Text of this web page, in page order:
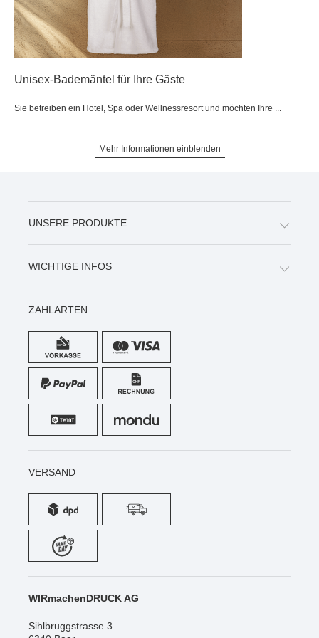
Unisex-Bademäntel für Ihre Gäste
Sie betreiben ein Hotel, Spa oder Wellnessresort und möchten Ihre ...
Mehr Informationen einblenden
UNSERE PRODUKTE
WICHTIGE INFOS
ZAHLARTEN
VERSAND
WIRmachenDRUCK AG
Sihlbruggstrasse 3